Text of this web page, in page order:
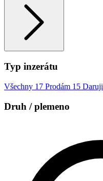
Typ inzerátu
Všechny 17 Prodám 15 Daruji
Druh / plemeno